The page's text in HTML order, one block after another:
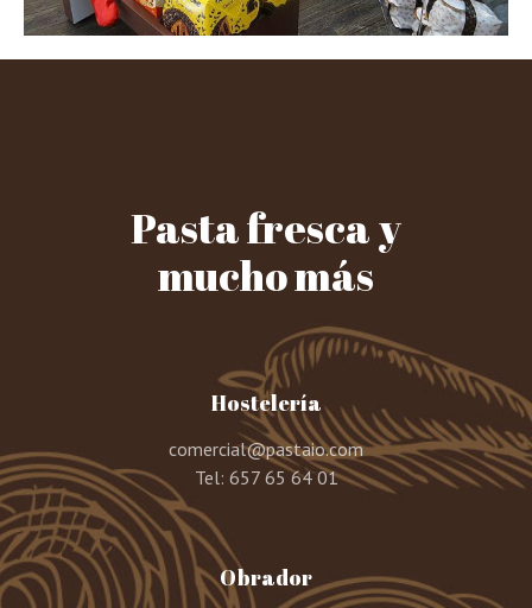
Pasta fresca y
mucho más
Hostelería
comercial@pastaio.com
Tel: 657 65 64 01
Obrador